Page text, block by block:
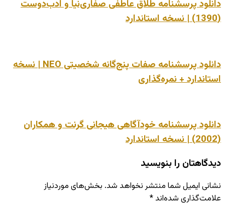
دانلود پرسشنامه طلاق عاطفی صفاری‌نیا و ادب‌دوست
(1390) | نسخه استاندارد
دانلود پرسشنامه صفات پنج‌گانه شخصیتی NEO | نسخه
استاندارد + نمره‌گذاری
دانلود پرسشنامه خودآگاهی هیجانی گرنت و همکاران
(2002) | نسخه استاندارد
دیدگاهتان را بنویسید
نشانی ایمیل شما منتشر نخواهد شد. بخش‌های موردنیاز
علامت‌گذاری شده‌اند *